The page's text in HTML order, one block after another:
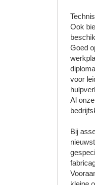
Ook
Goed
voor
Al
Bij